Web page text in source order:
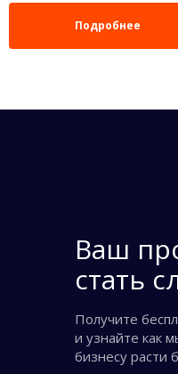
Подробнее
Получите
и узнайте как
бизнесу расти
Ваш
стать